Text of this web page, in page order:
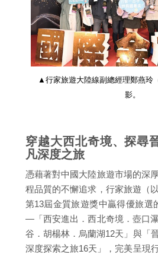
▲行家旅遊大陸線副總經理鄭燕玲
影。
穿越大西北奇境、探尋
凡深度之旅
憑藉著對中國大陸旅遊市場的深
程品質的不懈追求，行家旅遊（
第13屆金質旅遊獎中贏得優旅選
—「西安進出．西北奇境．壺口
谷．胡楊林．烏蘭湖12天」與「
深度探索之旅16天」，完美呈現